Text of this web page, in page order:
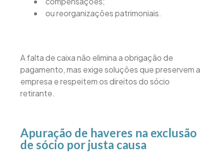
ou reorganizações patrimoniais.
A falta de caixa não elimina a obrigação de
pagamento, mas exige soluções que preservem a
empresa e respeitem os direitos do sócio
retirante.
Apuração de haveres na exclusão
de sócio por justa causa